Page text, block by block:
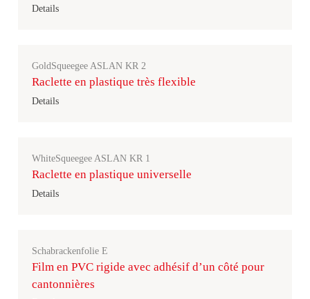
Details
GoldSqueegee ASLAN KR 2
Raclette en plastique très flexible
Details
WhiteSqueegee ASLAN KR 1
Raclette en plastique universelle
Details
Schabrackenfolie E
Film en PVC rigide avec adhésif d’un côté pour
cantonnières